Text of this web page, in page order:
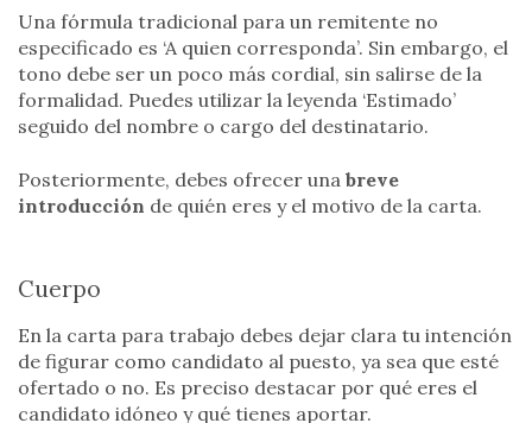
Una fórmula tradicional para un remitente no
especificado es ‘A quien corresponda’. Sin embargo, el
tono debe ser un poco más cordial, sin salirse de la
formalidad. Puedes utilizar la leyenda ‘Estimado’
seguido del nombre o cargo del destinatario.
Posteriormente, debes ofrecer una breve
introducción de quién eres y el motivo de la carta.
Cuerpo
En la carta para trabajo debes dejar clara tu intención
de figurar como candidato al puesto, ya sea que esté
ofertado o no. Es preciso destacar por qué eres el
candidato idóneo y qué tienes aportar.